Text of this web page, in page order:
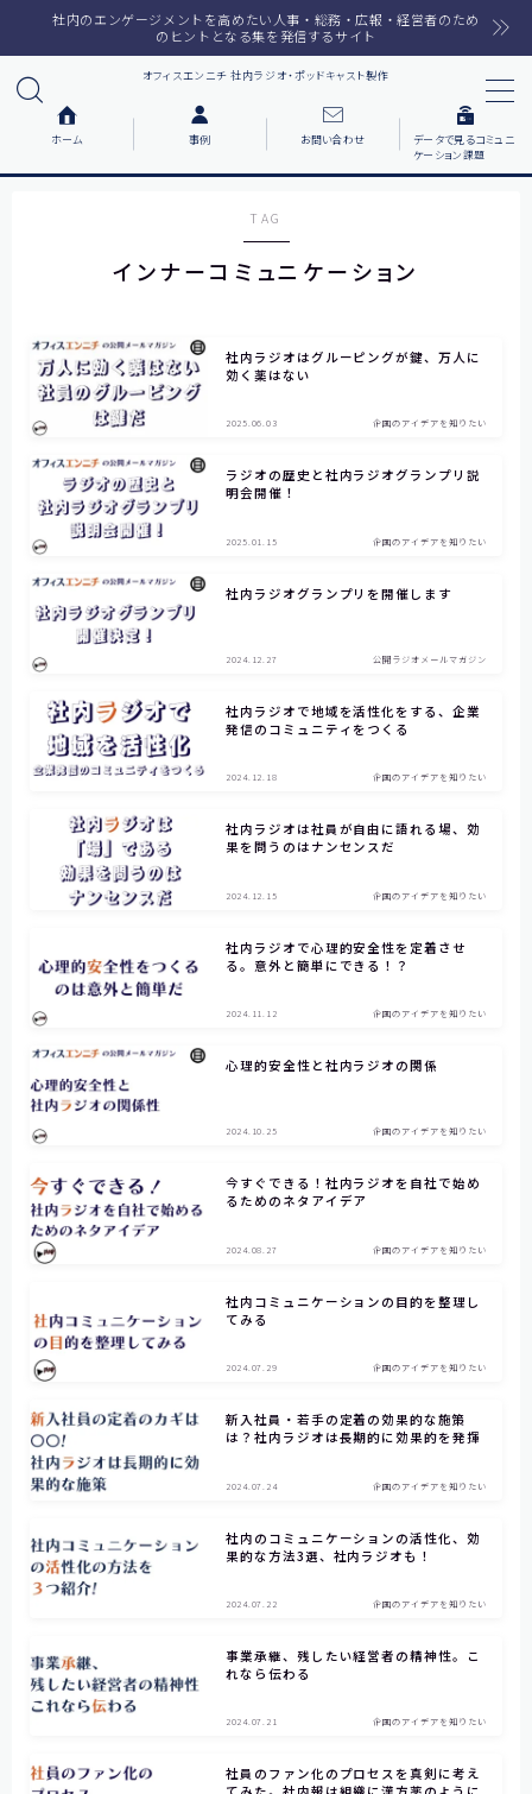
社内のエンゲージメントを高めたい人事・総務・広報・経営者のため
のヒントとなる集を発信するサイト
オフィスエンニチ 社内ラジオ・ポッドキャスト製作
MENU
番組で紹介した音楽
事例について知りたい
各社の動機をまとめました
お客様の声をまとめました
【住友ゴム工業様①】
【住友ゴム工業様②】
【大阪ガスビジネスクリエイト様】
【株式会社リゲッタ様】
コミュニケーションの課題をデータで見る
メディア掲載
よくあるご質問
お問い合わせ
ホーム 事例 お問い合わせ
データで見るコミュニ
ケーション課題
TAG
インナーコミュニケーション
社内ラジオはグルーピングが鍵、万人に
効く薬はない
2025.06.03 企画のアイデアを知りたい
ラジオの歴史と社内ラジオグランプリ説
明会開催！
2025.01.15 企画のアイデアを知りたい
社内ラジオグランプリを開催します
2024.12.27 公開ラジオメールマガジン
社内ラジオで地域を活性化をする、企業
発信のコミュニティをつくる
2024.12.18 企画のアイデアを知りたい
社内ラジオは社員が自由に語れる場、効
果を問うのはナンセンスだ
2024.12.15 企画のアイデアを知りたい
社内ラジオで心理的安全性を定着させ
る。意外と簡単にできる！？
2024.11.12 企画のアイデアを知りたい
心理的安全性と社内ラジオの関係
2024.10.25 企画のアイデアを知りたい
今すぐできる！社内ラジオを自社で始め
るためのネタアイデア
2024.08.27 企画のアイデアを知りたい
社内コミュニケーションの目的を整理し
てみる
2024.07.29 企画のアイデアを知りたい
新入社員・若手の定着の効果的な施策
は？社内ラジオは長期的に効果的を発揮
2024.07.24 企画のアイデアを知りたい
社内のコミュニケーションの活性化、効
果的な方法3選、社内ラジオも！
2024.07.22 企画のアイデアを知りたい
事業承継、残したい経営者の精神性。こ
れなら伝わる
2024.07.21 企画のアイデアを知りたい
社員のファン化のプロセスを真剣に考え